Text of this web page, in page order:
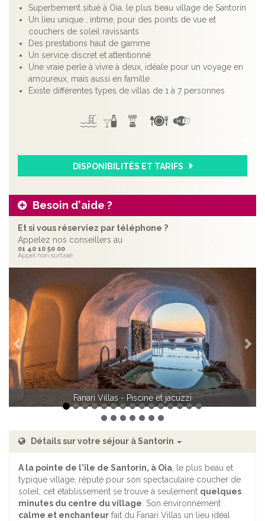
Superbement situé à Oia, le plus beau village de Santorin
Un lieu unique , intime, pour des points de vue et
couchers de soleil ravissants
Des prestations haut de gamme
Un service discret et attentionné
Une vraie perle à vivre à deux, idéale pour un voyage en
amoureux, mais aussi en famille
Existe différentes types de villas de 1 à 7 personnes
DISPONIBILITÉS ET TARIFS
Besoin d'aide ?
Et si vous réserviez par téléphone ?
Appelez nos conseillers au
01 40 10 50 00
Appel non surtaxé
Fanari Villas - Piscine et jacuzzi
Fanari Villas - Terrasse du restaurant
Précédent
Détails sur votre séjour à Santorin
A la pointe de l'île de Santorin, à Oia, le plus beau et
typique village, réputé pour son spectaculaire coucher de
soleil, cet établissement se trouve à seulement quelques
minutes du centre du village. Son environnement
calme et enchanteur fait du Fanari Villas un lieu idéal